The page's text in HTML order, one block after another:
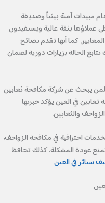
مبيدات آمنة بيئياً وصديقة
عملاؤها بثقة عالية ويستفيدون
كما أنها تقدم نصائح
الحالة بزيارات دورية لضمان
لمن يبحث عن شركة مكافحة ثعابين
في العين يؤكد خبرتها
والثعابين.
احترافية في مكافحة الزواحف،
عودة المشكلة، كذلك تحافظ
في العين